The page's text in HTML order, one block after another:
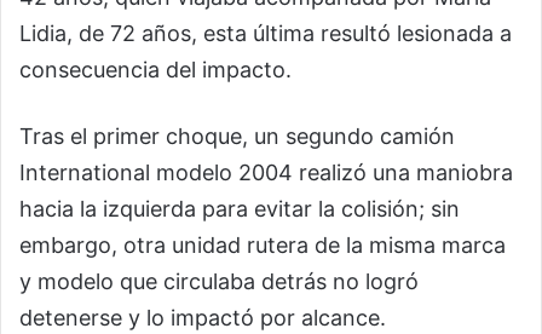
Lidia, de 72 años, esta última resultó lesionada a
consecuencia del impacto.
Tras el primer choque, un segundo camión
International modelo 2004 realizó una maniobra
hacia la izquierda para evitar la colisión; sin
embargo, otra unidad rutera de la misma marca
y modelo que circulaba detrás no logró
detenerse y lo impactó por alcance.